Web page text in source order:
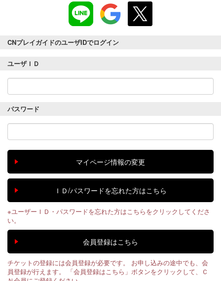
CNプレイガイドのユーザIDでログイン
ユーザＩＤ
パスワード
※ユーザーＩＤ・パスワードを忘れた方はこちらをクリックしてくださ
い。
チケットの登録には会員登録が必要です。 お申し込みの途中でも、会
員登録が行えます。 「会員登録はこちら」ボタンをクリックして、Ｃ